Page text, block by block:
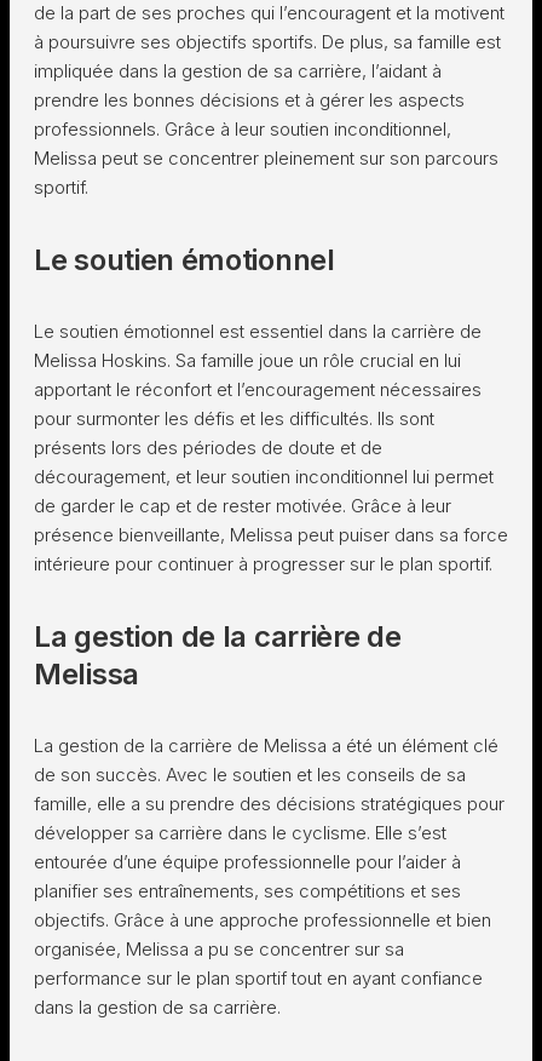
de la part de ses proches qui l’encouragent et la motivent
à poursuivre ses objectifs sportifs. De plus, sa famille est
impliquée dans la gestion de sa carrière, l’aidant à
prendre les bonnes décisions et à gérer les aspects
professionnels. Grâce à leur soutien inconditionnel,
Melissa peut se concentrer pleinement sur son parcours
sportif.
Le soutien émotionnel
Le soutien émotionnel est essentiel dans la carrière de
Melissa Hoskins. Sa famille joue un rôle crucial en lui
apportant le réconfort et l’encouragement nécessaires
pour surmonter les défis et les difficultés. Ils sont
présents lors des périodes de doute et de
découragement, et leur soutien inconditionnel lui permet
de garder le cap et de rester motivée. Grâce à leur
présence bienveillante, Melissa peut puiser dans sa force
intérieure pour continuer à progresser sur le plan sportif.
La gestion de la carrière de
Melissa
La gestion de la carrière de Melissa a été un élément clé
de son succès. Avec le soutien et les conseils de sa
famille, elle a su prendre des décisions stratégiques pour
développer sa carrière dans le cyclisme. Elle s’est
entourée d’une équipe professionnelle pour l’aider à
planifier ses entraînements, ses compétitions et ses
objectifs. Grâce à une approche professionnelle et bien
organisée, Melissa a pu se concentrer sur sa
performance sur le plan sportif tout en ayant confiance
dans la gestion de sa carrière.